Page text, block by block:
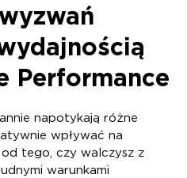
Performance
napotykają różne
wpływać na
tego, czy walczysz z
warunkami